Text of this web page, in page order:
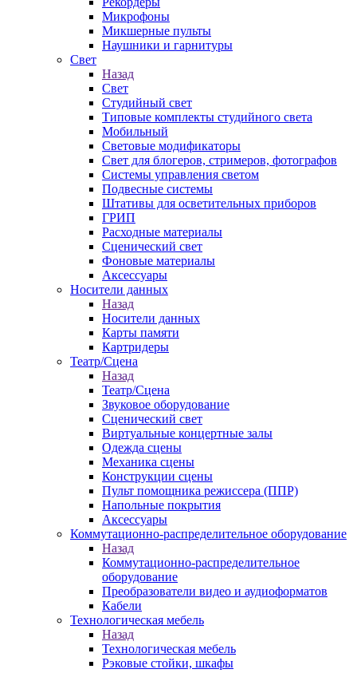
Микрофоны
Микшерные пульты
Наушники и гарнитуры
Свет
Назад
Свет
Студийный свет
Типовые комплекты студийного света
Мобильный
Световые модификаторы
Свет для блогеров, стримеров, фотографов
Системы управления светом
Подвесные системы
Штативы для осветительных приборов
ГРИП
Расходные материалы
Сценический свет
Фоновые материалы
Аксессуары
Носители данных
Назад
Носители данных
Карты памяти
Картридеры
Театр/Сцена
Назад
Театр/Сцена
Звуковое оборудование
Сценический свет
Виртуальные концертные залы
Одежда сцены
Механика сцены
Конструкции сцены
Пульт помощника режиссера (ППР)
Напольные покрытия
Аксессуары
Коммутационно-распределительное оборудование
Назад
Коммутационно-распределительное
оборудование
Преобразователи видео и аудиоформатов
Кабели
Технологическая мебель
Назад
Технологическая мебель
Рэковые стойки, шкафы